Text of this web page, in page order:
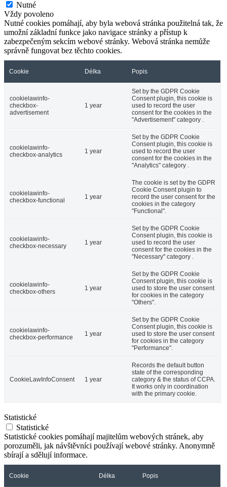
Nutné
Vždy povoleno
Nutné cookies pomáhají, aby byla webová stránka použitelná tak, že
umožní základní funkce jako navigace stránky a přístup k
zabezpečeným sekcím webové stránky. Webová stránka nemůže
správně fungovat bez těchto cookies.
Cookie Délka Popis
cookielawinfo-
checkbox-
advertisement
1 year
Set by the GDPR Cookie
Consent plugin, this cookie is
used to record the user
consent for the cookies in the
"Advertisement" category .
cookielawinfo-
checkbox-analytics
1 year
Set by the GDPR Cookie
Consent plugin, this cookie is
used to record the user
consent for the cookies in the
"Analytics" category .
cookielawinfo-
checkbox-functional
1 year
The cookie is set by the GDPR
Cookie Consent plugin to
record the user consent for the
cookies in the category
"Functional".
cookielawinfo-
checkbox-necessary
1 year
Set by the GDPR Cookie
Consent plugin, this cookie is
used to record the user
consent for the cookies in the
"Necessary" category .
cookielawinfo-
checkbox-others
1 year
Set by the GDPR Cookie
Consent plugin, this cookie is
used to store the user consent
for cookies in the category
"Others".
cookielawinfo-
checkbox-performance
1 year
Set by the GDPR Cookie
Consent plugin, this cookie is
used to store the user consent
for cookies in the category
"Performance".
CookieLawInfoConsent 1 year
Records the default button
state of the corresponding
category & the status of CCPA.
It works only in coordination
with the primary cookie.
Statistické
Statistické
Statistické cookies pomáhají majitelům webových stránek, aby
porozuměli, jak návštěvníci používají webové stránky. Anonymně
sbírají a sdělují informace.
Cookie Délka Popis